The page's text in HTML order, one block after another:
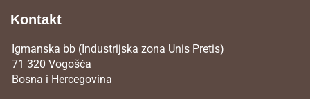
Kontakt
Igmanska bb (Industrijska zona Unis Pretis)
71 320 Vogošća
Bosna i Hercegovina